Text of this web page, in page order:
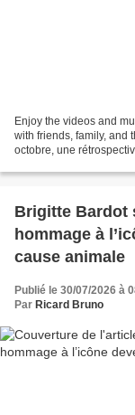
Enjoy the videos and
with friends, family, and
octobre, une
Brigitte Bardot
hommage à
cause animale
Publié le 30/07/2026 à
Par Ricard Bruno